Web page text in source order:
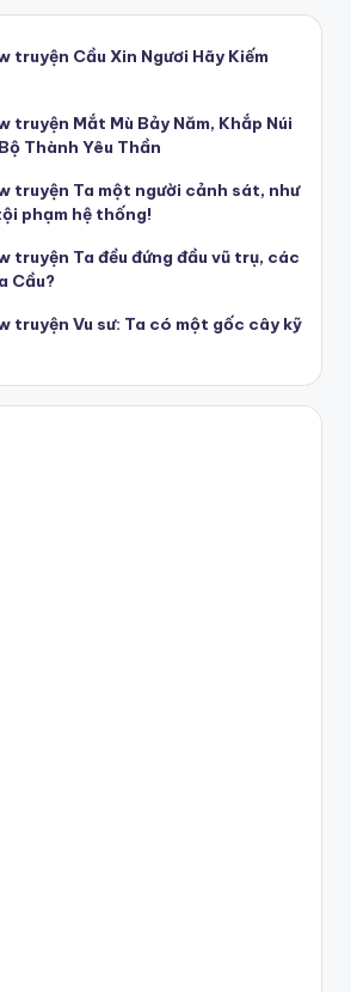
truyện Cầu Xin Ngươi Hãy Kiếm
truyện Mắt Mù Bảy Năm, Khắp Núi
Thành Yêu Thần
truyện Ta một người cảnh sát, như
phạm hệ thống!
truyện Ta đều đứng đầu vũ trụ, các
Cầu?
truyện Vu sư: Ta có một gốc cây kỹ